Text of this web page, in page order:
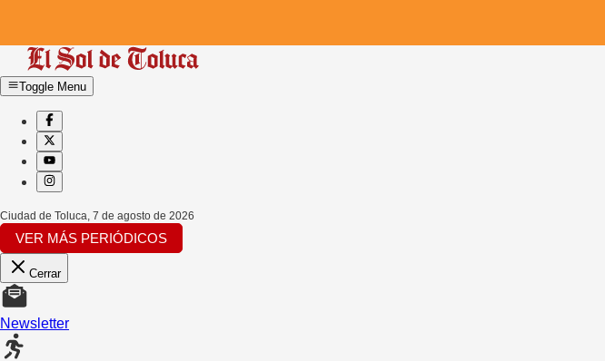
Toggle Menu
Ciudad de Toluca 7 de agosto de 2026
VER MÁS PERIÓDICOS
Cerrar
Newsletter